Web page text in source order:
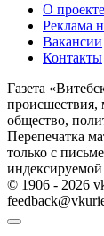
О проекте
Реклама
Вакансии
Контакты
Газета
происшествия,
общество,
Перепечатка
только с
© 1906 - 2026